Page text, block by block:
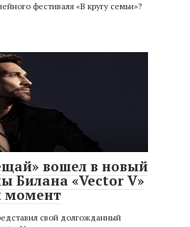
фестиваля «В кругу семьи»?
вошел в новый
Билана «Vector V»
момент
свой долгожданный